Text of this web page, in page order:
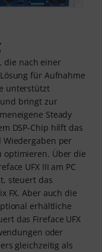
die nach einer
für Aufnahme
unterstützt
und bringt zur
Steady
DSP-Chip hilft das
Wiedergaben per
optimieren. Über die
UFX III am PC
steuert das
FX. Aber auch die
erhältliche
das Fireface UFX
oder
gleichzeitig als